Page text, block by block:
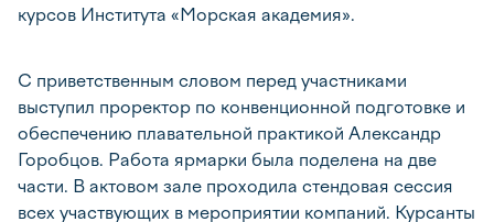
курсов Института «Морская академия».
С приветственным словом перед участниками
выступил проректор по конвенционной подготовке и
обеспечению плавательной практикой Александр
Горобцов. Работа ярмарки была поделена на две
части. В актовом зале проходила стендовая сессия
всех участвующих в мероприятии компаний. Курсанты